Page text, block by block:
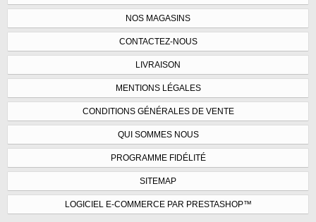
NOS MAGASINS
CONTACTEZ-NOUS
LIVRAISON
MENTIONS LÉGALES
CONDITIONS GÉNÉRALES DE VENTE
QUI SOMMES NOUS
PROGRAMME FIDÉLITÉ
SITEMAP
LOGICIEL E-COMMERCE PAR PRESTASHOP™